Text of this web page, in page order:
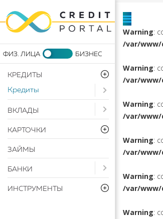
КРЕДИТЫ
Open submenu (
Кредиты
Open submenu (
ВКЛАДЫ
КАРТОЧКИ
ЗАЙМЫ
Open submenu (
БАНКИ
ИНСТРУМЕНТЫ
Warning:
/var/
Warning:
/var/
Warning:
/var/
Warning:
/var/
Warning:
/var/
Warning: